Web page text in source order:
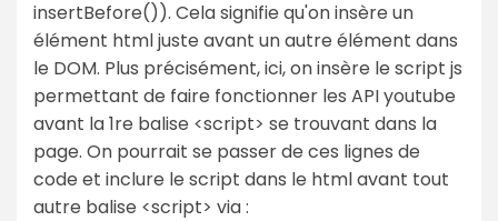
insertBefore()). Cela signifie qu'on insère un
élément html juste avant un autre élément dans
le DOM. Plus précisément, ici, on insère le script js
permettant de faire fonctionner les API youtube
avant la 1re balise <script> se trouvant dans la
page. On pourrait se passer de ces lignes de
code et inclure le script dans le html avant tout
autre balise <script> via :